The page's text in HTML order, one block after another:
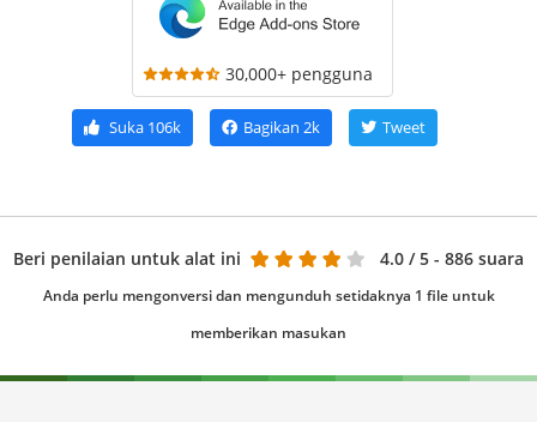
30,000+ pengguna
Suka106k Bagikan 2k Tweet
Beri penilaian untuk alat ini 4.0 / 5 - 886 suara
Anda perlu mengonversi dan mengunduh setidaknya 1 file untuk
memberikan masukan